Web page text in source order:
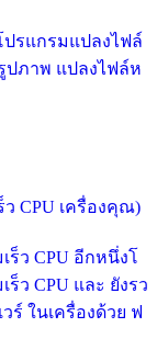
ปรแกรมแปลงไฟล์
ปภาพ แปลงไฟล์ห
ว CPU เครื่องคุณ)
ร็ว CPU อีกหนึ่งโ
ว CPU และ ยังรว
ร์ ในเครื่องด้วย ฟ